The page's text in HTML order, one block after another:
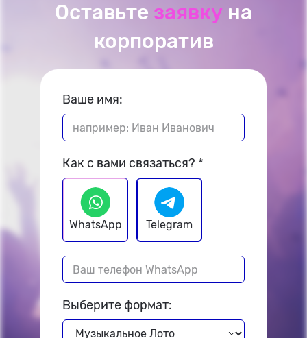
Оставьте заявку на
корпоратив
Ваше имя:
Как с вами связаться?
WhatsApp Telegram
Выберите формат: